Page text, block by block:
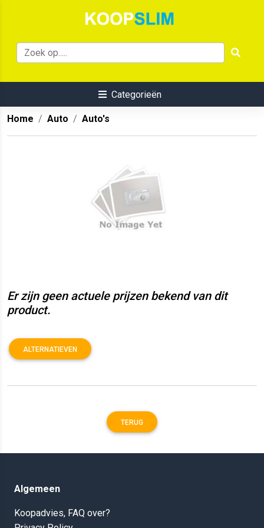
Categorieën
Home Auto Auto's
Er zijn geen actuele prijzen bekend van dit
product.
ALTERNATIEVEN
TERUG
Algemeen
Koopadvies, FAQ over?